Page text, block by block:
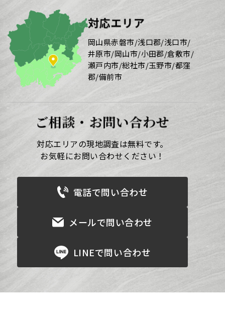
対応エリア
岡山県赤磐市/浅口郡/浅口市/
井原市/岡山市/小田郡/倉敷市/
瀬戸内市/総社市/玉野市/都窪
郡/備前市
ご相談・お問い合わせ
対応エリアの現地調査は無料です。
お気軽にお問い合わせください！
電話で問い合わせ
メールで問い合わせ
LINEで問い合わせ